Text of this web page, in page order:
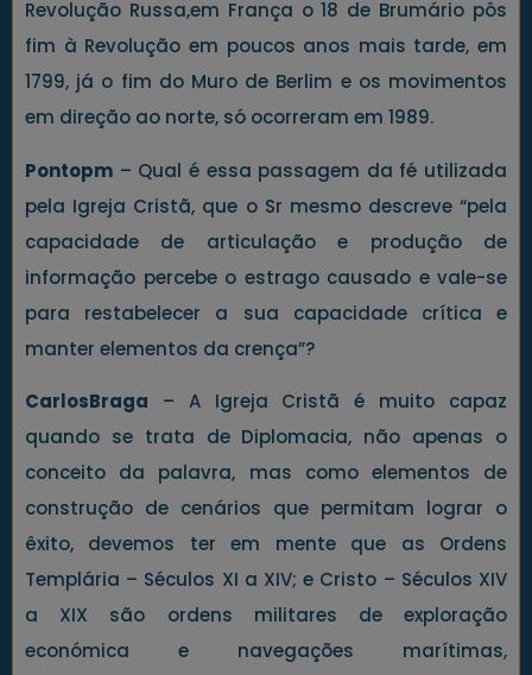
Revolução Russa,em França o 18 de Brumário pôs
fim à Revolução em poucos anos mais tarde, em
1799, já o fim do Muro de Berlim e os movimentos
em direção ao norte, só ocorreram em 1989.
Pontopm – Qual é essa passagem da fé utilizada
pela Igreja Cristã, que o Sr mesmo descreve “pela
capacidade de articulação e produção de
informação percebe o estrago causado e vale-se
para restabelecer a sua capacidade crítica e
manter elementos da crença”?
CarlosBraga – A Igreja Cristã é muito capaz
quando se trata de Diplomacia, não apenas o
conceito da palavra, mas como elementos de
construção de cenários que permitam lograr o
êxito, devemos ter em mente que as Ordens
Templária – Séculos XI a XIV; e Cristo – Séculos XIV
a XIX são ordens militares de exploração
económica e navegações marítimas,